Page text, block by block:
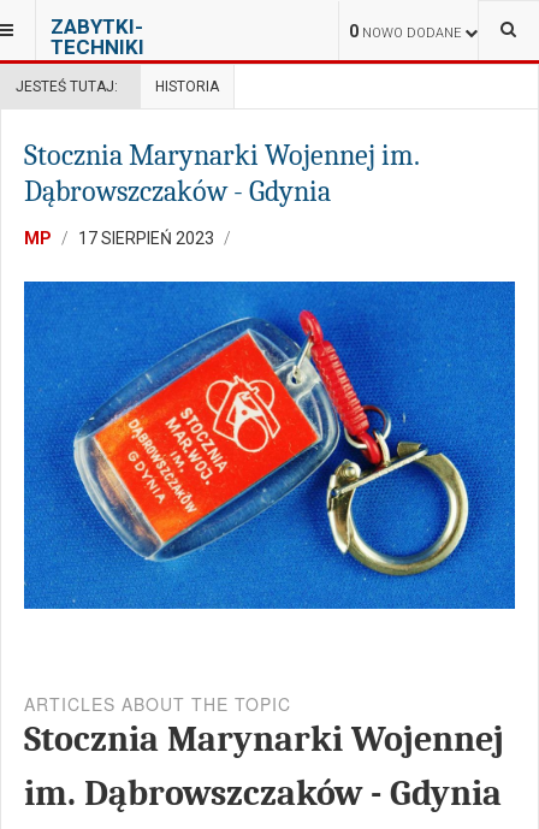
ZABYTKI-
TECHNIKI
0 NOWO DODANE
JESTEŚ TUTAJ: HISTORIA
Stocznia Marynarki Wojennej im.
Dąbrowszczaków - Gdynia
MP 17 SIERPIEŃ 2023
ARTICLES ABOUT THE TOPIC
Stocznia Marynarki Wojennej
im. Dąbrowszczaków - Gdynia